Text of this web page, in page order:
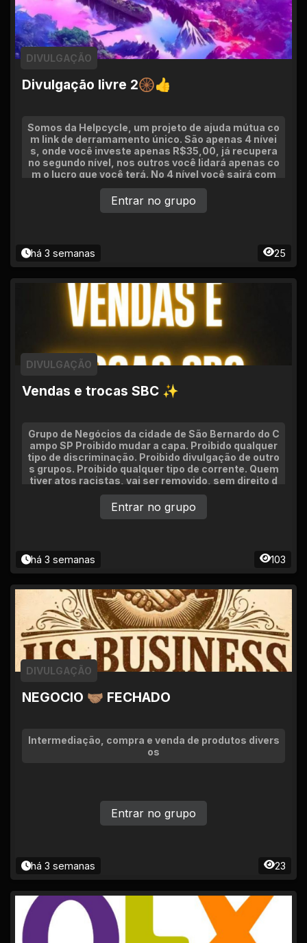
Divulgação livre 2🛞👍
DIVULGAÇÃO
Somos da Helpcycle, um projeto de ajuda mútua co
m link de derramamento único. São apenas 4 nívei
s, onde você investe apenas R$35,00, já recupera
no segundo nível, nos outros você lidará apenas co
m o lucro que você terá. No 4 nível você sairá com
R$11.200,00 e será deletado automaticamente e c
aso queira investir novamente fica a seu critério vo
ltar para ganhar mais uma vez.
há 3 semanas 25
Entrar no grupo
Vendas e trocas SBC ✨
DIVULGAÇÃO
Grupo de Negócios da cidade de São Bernardo do C
ampo SP Proibido mudar a capa. Proibido qualquer
tipo de discriminação. Proibido divulgação de outro
s grupos. Proibido qualquer tipo de corrente. Quem
tiver atos racistas, vai ser removido, sem direito d
e defesa. Seja um membro ativo, pois se ficar na m
oita será removido. Proibido invadir o pv sem autori
zação. Proibido discussões. Façam vendas, rolos e
há 3 semanas
103
Entrar no grupo
NEGOCIO 🤝🏽 FECHADO
DIVULGAÇÃO
Intermediação, compra e venda de produtos divers
os
há 3 semanas 23
Entrar no grupo